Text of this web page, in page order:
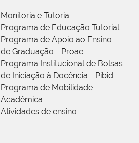
Monitoria e Tutoria
Programa de Educação Tutorial
Programa de Apoio ao Ensino
de Graduação - Proae
Programa Institucional de Bolsas
de Iniciação à Docência - Pibid
Programa de Mobilidade
Acadêmica
Atividades de ensino